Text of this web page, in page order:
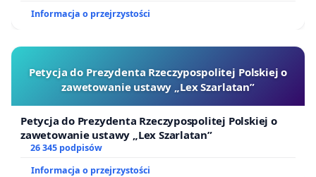
Informacja o przejrzystości
Petycja do Prezydenta Rzeczypospolitej Polskiej o
zawetowanie ustawy „Lex Szarlatan”
Petycja do Prezydenta Rzeczypospolitej Polskiej o
zawetowanie ustawy „Lex Szarlatan”
26 345 podpisów
Informacja o przejrzystości